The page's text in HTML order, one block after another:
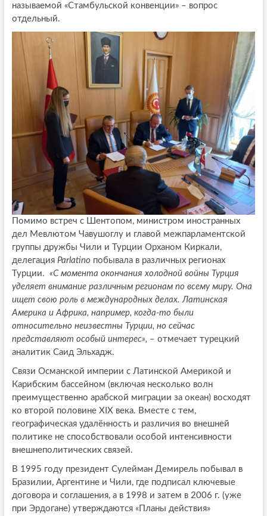
называемой «Стамбульской конвенции» – вопрос
отдельный.
Помимо встреч с Шентопом, министром иностранных
дел Мевлютом Чавушоглу и главой межпарламентской
группы дружбы Чили и Турции Орханом Киркали,
делегация Parlatino побывала в различных регионах
Турции. «С момента окончания холодной войны Турция
уделяет внимание различным регионам по всему миру. Она
ищет свою роль в международных делах. Латинская
Америка и Африка, например, когда-то были
относительно неизвестны Турции, но сейчас
представляют особый интерес», – отмечает турецкий
аналитик Саид Эльхадж.
Связи Османской империи с Латинской Америкой и
Карибским бассейном (включая несколько волн
преимущественно арабской миграции за океан) восходят
ко второй половине XIX века. Вместе с тем,
географическая удалённость и различия во внешней
политике не способствовали особой интенсивности
внешнеполитических связей.
В 1995 году президент Сулейман Демирель побывал в
Бразилии, Аргентине и Чили, где подписал ключевые
договора и соглашения, а в 1998 и затем в 2006 г. (уже
при Эрдогане) утверждаются «Планы действия»